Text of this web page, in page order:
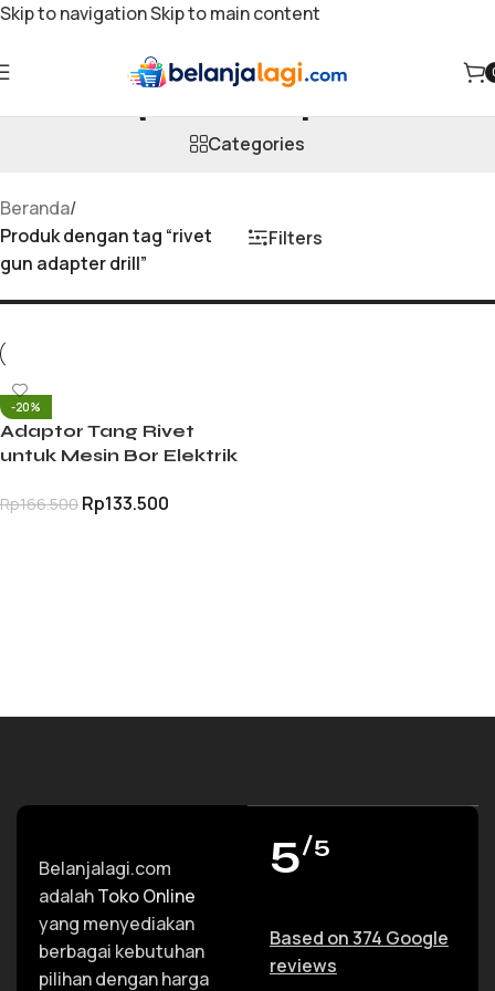
Skip to navigationSkip to main content
rivet gun adapter drill
Categories
Beranda/
Produk dengan tag “rivet
gun adapter drill”
Filters
-20%
Adaptor Tang Rivet
untuk Mesin Bor Elektrik
Adapter
Rp166.500 Rp133.500
Belanjalagi.com
adalahToko Online
yang menyediakan
berbagai kebutuhan
pilihan dengan harga
5/5
Based on 374 Google
reviews